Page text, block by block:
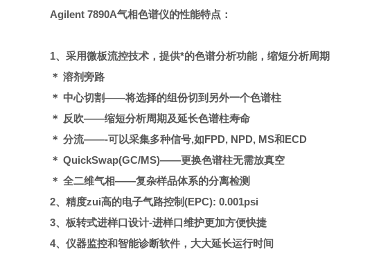
Agilent 7890A气相色谱仪的性能特点：
1、采用微板流控技术，提供*的色谱分析功能，缩短分析周期
＊ 溶剂旁路
＊ 中心切割——将选择的组份切到另外一个色谱柱
＊ 反吹——缩短分析周期及延长色谱柱寿命
＊ 分流——-可以采集多种信号,如FPD, NPD, MS和ECD
＊ QuickSwap(GC/MS)——更换色谱柱无需放真空
＊ 全二维气相——复杂样品体系的分离检测
2、精度zui高的电子气路控制(EPC): 0.001psi
3、板转式进样口设计-进样口维护更加方便快捷
4、仪器监控和智能诊断软件，大大延长运行时间